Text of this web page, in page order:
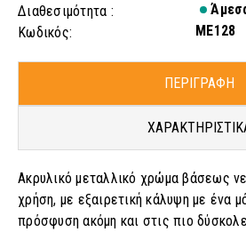
Διαθεσιμότητα :
Κωδικός:
ME128
ΠΕΡΙΓΡΑΦΗ
Ακρυλικό μεταλλικό χρώμα βάσεως
χρήση, με εξαιρετική κάλυψη με ένα
πρόσφυση ακόμη και στις πιο